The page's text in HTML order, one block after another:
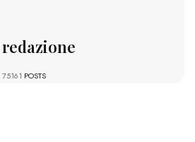
redazione
75161 POSTS